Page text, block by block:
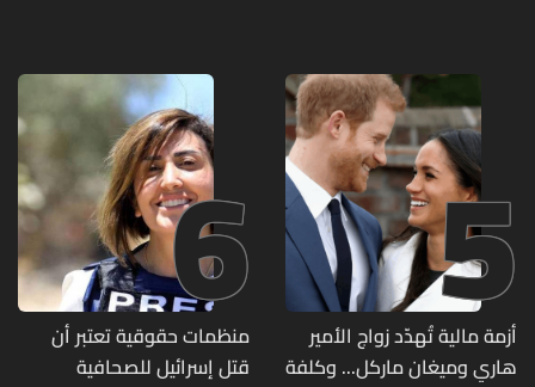
5
أزمة مالية تُهدّد زواج الأمير
هاري وميغان ماركل... وكلفة
6
منظمات حقوقية تعتبر أن
قتل إسرائيل للصحافية